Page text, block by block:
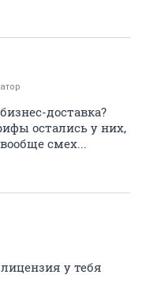
доставка?
остались у них,
смех...
у тебя